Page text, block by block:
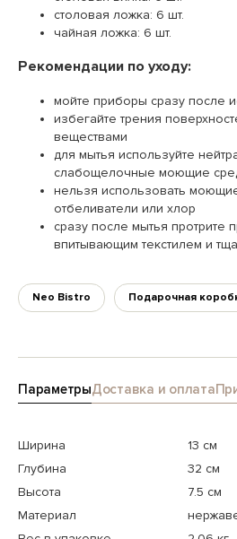
столовая ложка: 6 шт.
чайная ложка: 6 шт.
Рекомендации по уходу:
мойте приборы сразу после
избегайте трения
веществами
для мытья используйте
слабощелочные моющие
нельзя использовать
отбеливатели или хлор
сразу после мытья протрите
впитывающим текстилем и
Neo Bistro Подарочная
ПараметрыДоставка и оплата
Ширина
13 см
Глубина
32 см
Высота
7.5 см
Материал